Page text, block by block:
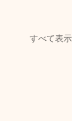
すべて表示